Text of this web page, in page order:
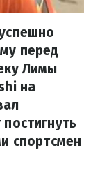
перед
Лимы
на
спортсмен